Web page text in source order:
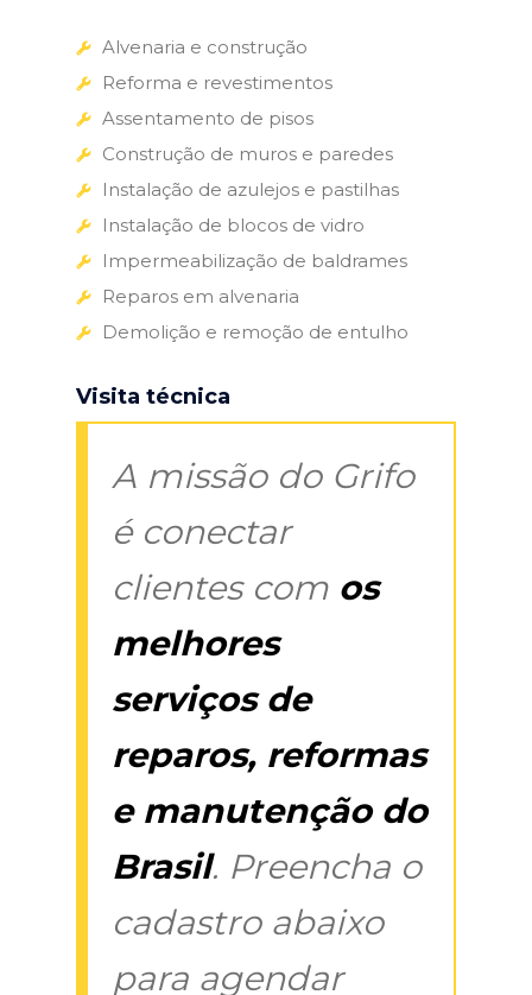
Alvenaria e construção
Reforma e revestimentos
Assentamento de pisos
Construção de muros e paredes
Instalação de azulejos e pastilhas
Instalação de blocos de vidro
Impermeabilização de baldrames
Reparos em alvenaria
Demolição e remoção de entulho
Visita técnica
A missão do Grifo
é conectar
clientes com os
melhores
serviços de
reparos, reformas
e manutenção do
Brasil. Preencha o
cadastro abaixo
para agendar